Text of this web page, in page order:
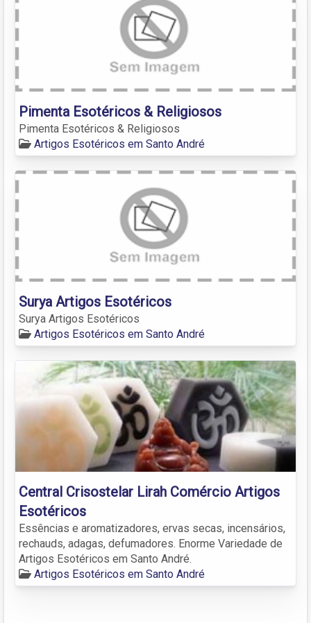
Pimenta Esotéricos & Religiosos
Pimenta Esotéricos & Religiosos
Artigos Esotéricos em Santo André
Surya Artigos Esotéricos
Surya Artigos Esotéricos
Artigos Esotéricos em Santo André
Central Crisostelar Lirah Comércio Artigos
Esotéricos
Essências e aromatizadores, ervas secas, incensários,
rechauds, adagas, defumadores. Enorme Variedade de
Artigos Esotéricos em Santo André.
Artigos Esotéricos em Santo André